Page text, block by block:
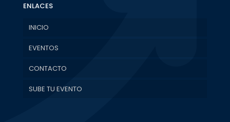
ENLACES
INICIO
EVENTOS
CONTACTO
SUBE TU EVENTO